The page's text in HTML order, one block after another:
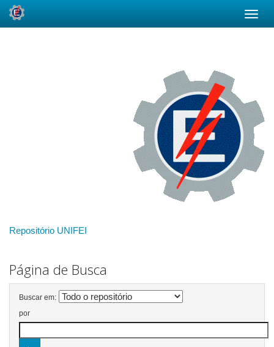
Repositório UNIFEI
Página de Busca
Buscar em:
por